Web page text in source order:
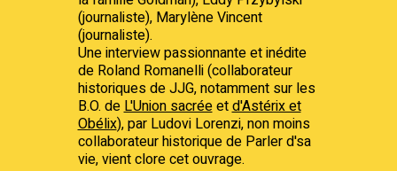
(journaliste), Marylène Vincent
(journaliste).
Une interview passionnante et inédite
de Roland Romanelli (collaborateur
historiques de JJG, notamment sur les
B.O. de L'Union sacréeetd'Astérix et
Obélix), par Ludovi Lorenzi, non moins
collaborateur historique de Parler d'sa
vie, vient clore cet ouvrage.